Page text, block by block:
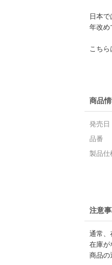
日本
年改め
こちら
商品
発売日
品番
製品仕
注意
通常、
在庫が
商品の